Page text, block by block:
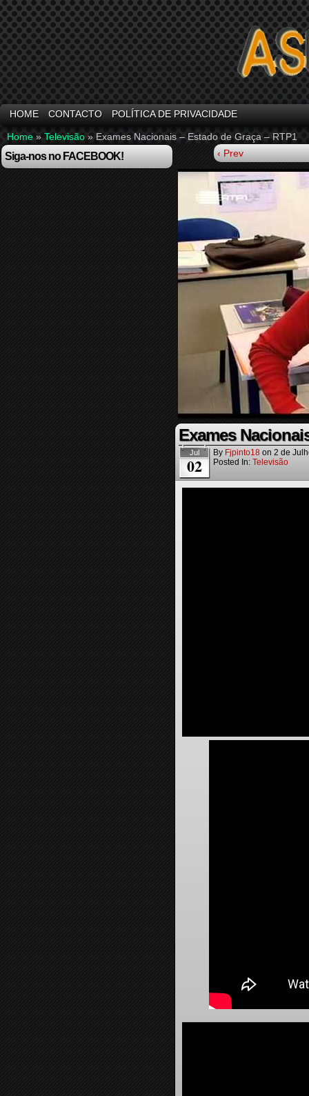
HOME CONTACTO POLÍTICA DE PRIVACIDADE
Home » Televisão » Exames Nacionais – Estado de Graça – RTP1
Siga-nos no FACEBOOK! ‹ Prev
Exames
Jul
02
By Fjpinto18 on 2 de
Posted In: Televisão